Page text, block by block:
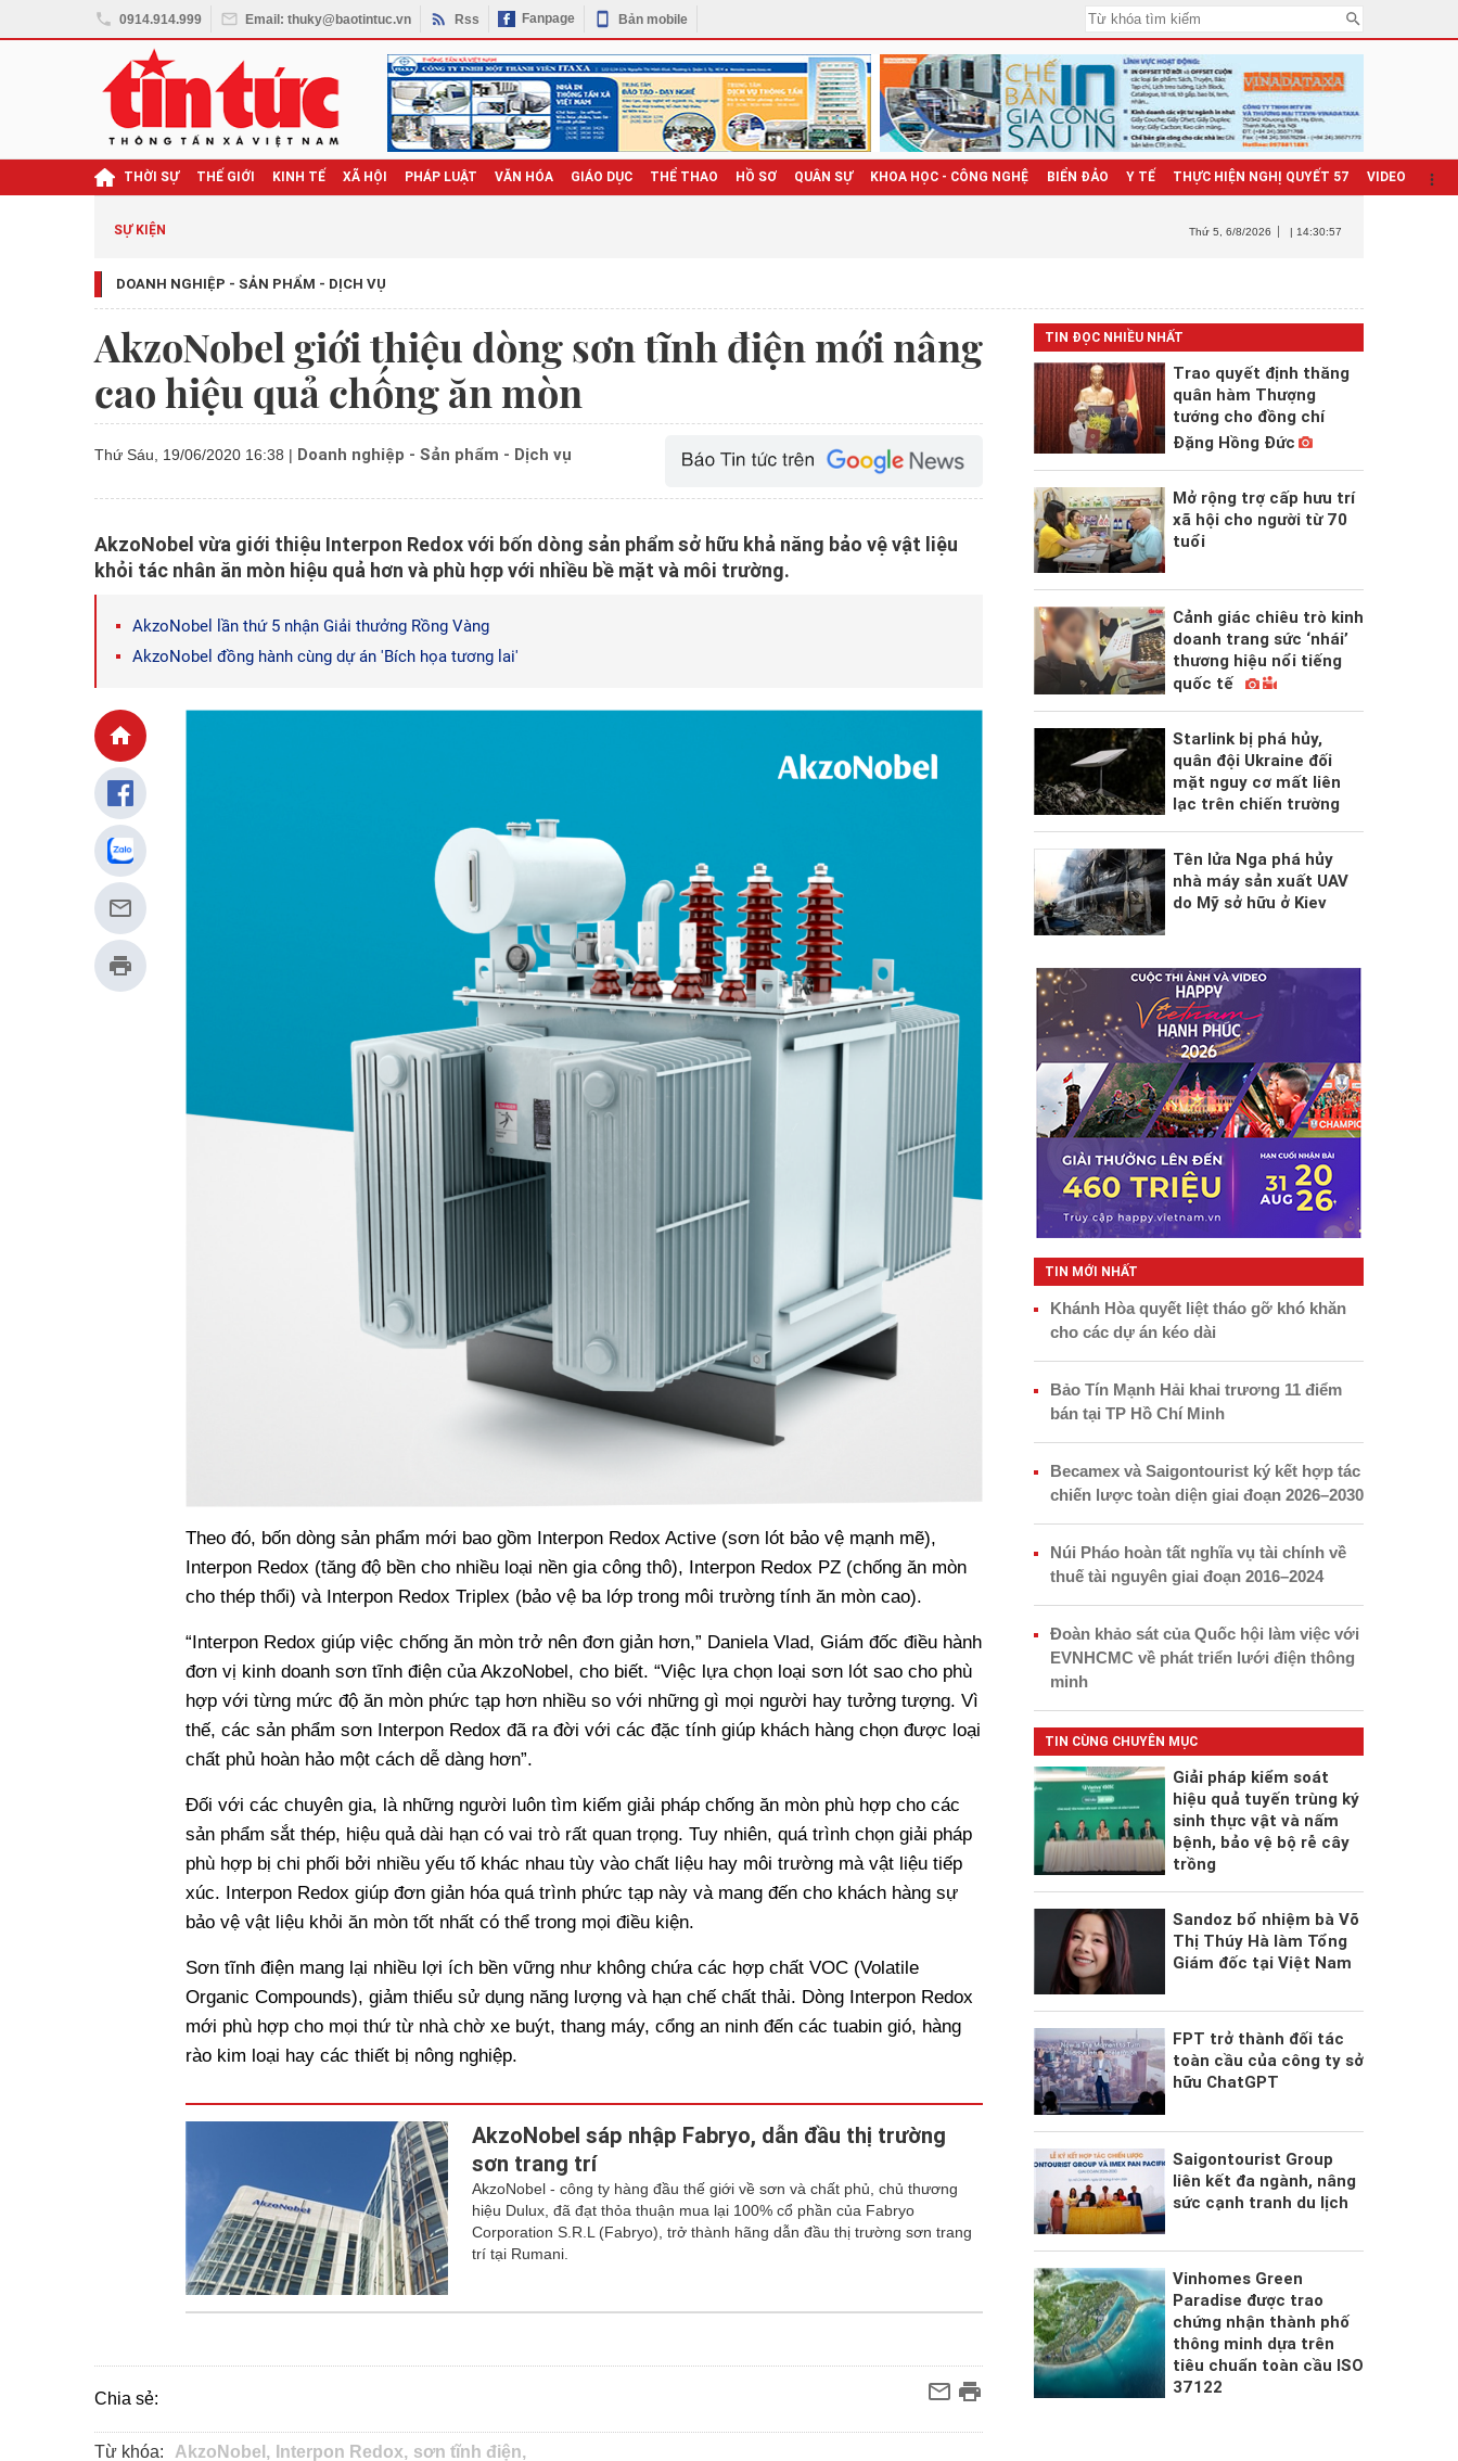
0914.914.999 Email: thuky@baotintuc.vn Rss Fanpage Bản mobile
THỜI SỰ THẾ GIỚI KINH TẾ XÃ HỘI PHÁP LUẬT VĂN HÓA GIÁO DỤC THỂ THAO HỒ SƠ QUÂN SỰ KHOA HỌC - CÔNG NGHỆ BIỂN ĐẢO Y TẾ THỰC HIỆN NGHỊ QUYẾT 57 VIDEO
SỰ KIỆN Thứ 5 , 6/8/2026 | 14:30:58
DOANH NGHIỆP - SẢN PHẨM - DỊCH VỤ
AkzoNobel giới thiệu dòng sơn tĩnh điện mới nâng
cao hiệu quả chống ăn mòn
Thứ Sáu, 19/06/2020 16:38 | Doanh nghiệp - Sản phẩm - Dịch vụ
AkzoNobel vừa giới thiệu Interpon Redox với bốn dòng sản phẩm sở hữu khả năng bảo vệ vật liệu
khỏi tác nhân ăn mòn hiệu quả hơn và phù hợp với nhiều bề mặt và môi trường.
AkzoNobel lần thứ 5 nhận Giải thưởng Rồng Vàng
AkzoNobel đồng hành cùng dự án 'Bích họa tương lai'
Theo đó, bốn dòng sản phẩm mới bao gồm Interpon Redox Active (sơn lót bảo vệ mạnh mẽ),
Interpon Redox (tăng độ bền cho nhiều loại nền gia công thô), Interpon Redox PZ (chống ăn mòn
cho thép thổi) và Interpon Redox Triplex (bảo vệ ba lớp trong môi trường tính ăn mòn cao).
“Interpon Redox giúp việc chống ăn mòn trở nên đơn giản hơn,” Daniela Vlad, Giám đốc điều hành
đơn vị kinh doanh sơn tĩnh điện của AkzoNobel, cho biết. “Việc lựa chọn loại sơn lót sao cho phù
hợp với từng mức độ ăn mòn phức tạp hơn nhiều so với những gì mọi người hay tưởng tượng. Vì
thế, các sản phẩm sơn Interpon Redox đã ra đời với các đặc tính giúp khách hàng chọn được loại
chất phủ hoàn hảo một cách dễ dàng hơn”.
Đối với các chuyên gia, là những người luôn tìm kiếm giải pháp chống ăn mòn phù hợp cho các
sản phẩm sắt thép, hiệu quả dài hạn có vai trò rất quan trọng. Tuy nhiên, quá trình chọn giải pháp
phù hợp bị chi phối bởi nhiều yếu tố khác nhau tùy vào chất liệu hay môi trường mà vật liệu tiếp
xúc. Interpon Redox giúp đơn giản hóa quá trình phức tạp này và mang đến cho khách hàng sự
bảo vệ vật liệu khỏi ăn mòn tốt nhất có thể trong mọi điều kiện.
Sơn tĩnh điện mang lại nhiều lợi ích bền vững như không chứa các hợp chất VOC (Volatile
Organic Compounds), giảm thiểu sử dụng năng lượng và hạn chế chất thải. Dòng Interpon Redox
mới phù hợp cho mọi thứ từ nhà chờ xe buýt, thang máy, cổng an ninh đến các tuabin gió, hàng
rào kim loại hay các thiết bị nông nghiệp.
AkzoNobel sáp nhập Fabryo, dẫn đầu thị trường
sơn trang trí
AkzoNobel - công ty hàng đầu thế giới về sơn và chất phủ, chủ thương
hiệu Dulux, đã đạt thỏa thuận mua lại 100% cổ phần của Fabryo
Corporation S.R.L (Fabryo), trở thành hãng dẫn đầu thị trường sơn trang
trí tại Rumani.
Chia sẻ:
Từ khóa: AkzoNobel, Interpon Redox, sơn tĩnh điện,
TIN ĐỌC NHIỀU NHẤT
Trao quyết định thăng
quân hàm Thượng
tướng cho đồng chí
Đặng Hồng Đức
Mở rộng trợ cấp hưu trí
xã hội cho người từ 70
tuổi
Cảnh giác chiêu trò kinh
doanh trang sức ‘nhái’
thương hiệu nổi tiếng
quốc tế
Starlink bị phá hủy,
quân đội Ukraine đối
mặt nguy cơ mất liên
lạc trên chiến trường
Tên lửa Nga phá hủy
nhà máy sản xuất UAV
do Mỹ sở hữu ở Kiev
TIN MỚI NHẤT
Khánh Hòa quyết liệt tháo gỡ khó khăn
cho các dự án kéo dài
Bảo Tín Mạnh Hải khai trương 11 điểm
bán tại TP Hồ Chí Minh
Becamex và Saigontourist ký kết hợp tác
chiến lược toàn diện giai đoạn 2026–2030
Núi Pháo hoàn tất nghĩa vụ tài chính về
thuế tài nguyên giai đoạn 2016–2024
Đoàn khảo sát của Quốc hội làm việc với
EVNHCMC về phát triển lưới điện thông
minh
TIN CÙNG CHUYÊN MỤC
Giải pháp kiểm soát
hiệu quả tuyến trùng ký
sinh thực vật và nấm
bệnh, bảo vệ bộ rễ cây
trồng
Sandoz bổ nhiệm bà Võ
Thị Thúy Hà làm Tổng
Giám đốc tại Việt Nam
FPT trở thành đối tác
toàn cầu của công ty sở
hữu ChatGPT
Saigontourist Group
liên kết đa ngành, nâng
sức cạnh tranh du lịch
Vinhomes Green
Paradise được trao
chứng nhận thành phố
thông minh dựa trên
tiêu chuẩn toàn cầu ISO
37122